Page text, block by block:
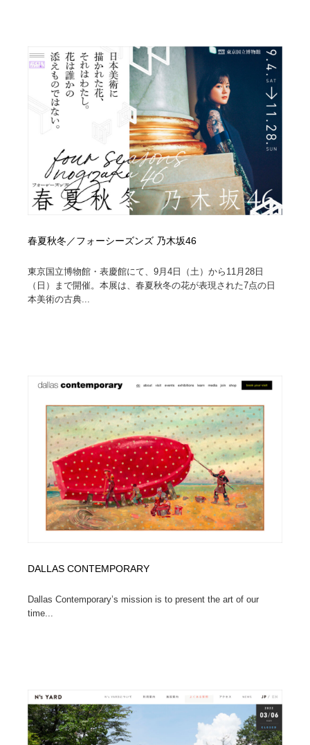
春夏秋冬／フォーシーズンズ 乃木坂46
東京国立博物館・表慶館にて、9月4日（土）から11月28日
（日）まで開催。本展は、春夏秋冬の花が表現された7点の日
本美術の古典...
DALLAS CONTEMPORARY
Dallas Contemporary’s mission is to present the art of our
time...